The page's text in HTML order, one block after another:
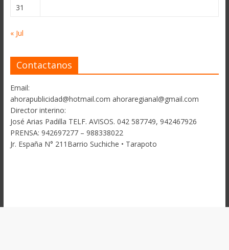
31
« Jul
Contactanos
Email:
ahorapublicidad@hotmail.com ahoraregianal@gmail.com
Director interino:
José Arias Padilla TELF. AVISOS. 042 587749, 942467926
PRENSA: 942697277 – 988338022
Jr. España N° 211Barrio Suchiche • Tarapoto